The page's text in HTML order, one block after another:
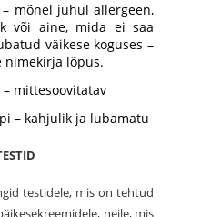
mõnel juhul allergeen,
või aine, mida ei saa
väikese koguses –
nimekirja lõpus.
mittesoovitatav
– kahjulik ja lubamatu
testidele, mis on tehtud
neile, mis